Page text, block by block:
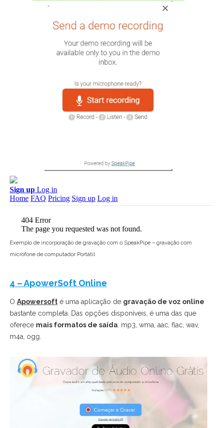
Exemplo de incorporação de gravação com o SpeakPipe – gravação com
microfone de computador Portátil
4 – ApowerSoft Online
O Apowersoft é uma aplicação de gravação de voz online
bastante completa. Das opções disponíveis, é uma das que
oferece mais formatos de saída: mp3, wma, aac, flac, wav,
m4a, ogg.